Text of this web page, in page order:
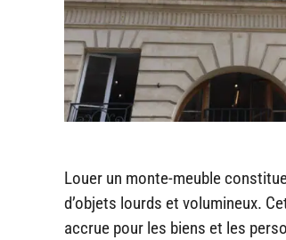
Louer un monte-meuble
d’objets lourds et volumineux.
accrue pour les biens et les